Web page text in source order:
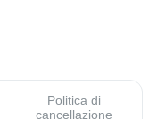
Politica di
cancellazione